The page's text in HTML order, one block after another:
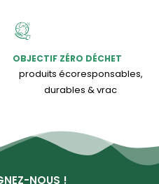
OBJECTIF ZÉRO DÉCHET
produits écoresponsables,
durables & vrac
NOUS !